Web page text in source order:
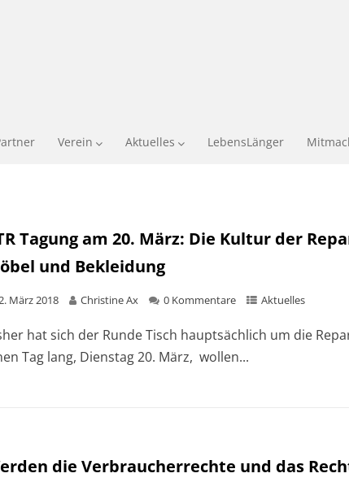
Verein Aktuelles LebensLänger
Tagung am 20. März: Die Kultur der
und Bekleidung
März 2018 Christine Ax 0 Kommentare Aktuelles
hat sich der Runde Tisch hauptsächlich um die
Tag lang, Dienstag 20. März, wollen...
die Verbraucherrechte und das